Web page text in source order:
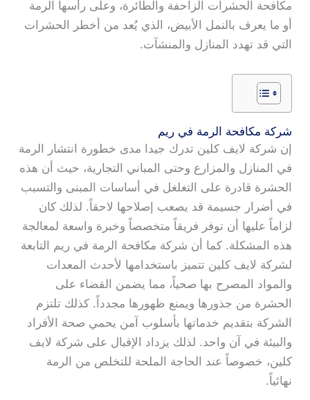
مكافحة الحشرات الزاحفة والطائرة، وعلى رأسها الرمة
أو ما يعرف بالنمل الأبيض، الذي يُعد من أخطر الحشرات
التي قد تهدد المنازل والمنشآت.
شركة مكافحة الرمة في ريم
إن شركة لايف كلين تدرك جيدا مدى خطورة انتشار الرمة
في المنازل والمزارع وحتى المباني التجارية، حيث أن هذه
الحشرة قادرة على التغلغل في أساسات المبنى والتسبب
في أضرار جسيمة قد يصعب إصلاحها لاحقاً. لذلك كان
لزاماً عليها أن توفر فريقاً متخصصاً وخبرة واسعة لمعالجة
هذه المشكلة. كما أن شركة مكافحة الرمة في ريم التابعة
لشركة لايف كلين تتميز باستخدامها لأحدث المعدات
والمواد المصرح بها صحياً، مما يضمن القضاء على
الحشرة من جذورها ويمنع ظهورها مجدداً. كذلك تلتزم
الشركة بتقديم خدماتها بأسلوب آمن يحمي صحة الأفراد
والبيئة في آن واحد. لذلك يزداد الإقبال على شركة لايف
كلين، خصوصاً عند الحاجة الملحة للتخلص من الرمة
نهائياً.